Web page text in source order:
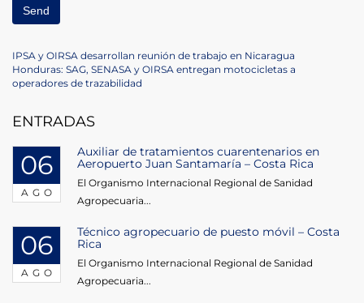
Navegación
de
entradas
Previous
Post
IPSA y OIRSA desarrollan reunión de trabajo en Nicaragua
Next
Post
Honduras: SAG, SENASA y OIRSA entregan motocicletas a
operadores de trazabilidad
ENTRADAS
06
AGO
Auxiliar de tratamientos cuarentenarios en
Aeropuerto Juan Santamaría – Costa Rica
El Organismo Internacional Regional de Sanidad
Agropecuaria...
06
AGO
Técnico agropecuario de puesto móvil – Costa
Rica
El Organismo Internacional Regional de Sanidad
Agropecuaria...